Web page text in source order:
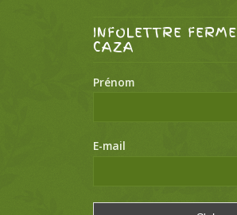
INFOLETTRE
CAZA
Prénom
E-mail